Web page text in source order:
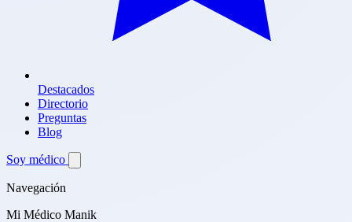
Destacados
Directorio
Preguntas
Blog
Soy médico
Navegación
Mi Médico Manik